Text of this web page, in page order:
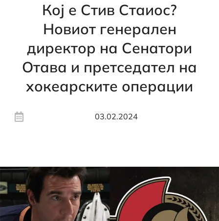
Кој е Стив Стаиос?
Новиот генерален
директор на Сенатори
Отава и претседател на
хокеарските операции
03.02.2024